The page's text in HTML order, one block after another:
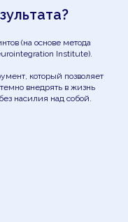
(на основе метода
Institute).
который позволяет
внедрять в жизнь
насилия над собой.